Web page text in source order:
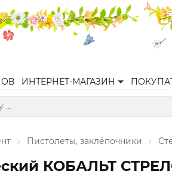
ИНТЕРНЕТ-МАГАЗИН
Пистолеты, заклёпочники
КОБАЛЬТ